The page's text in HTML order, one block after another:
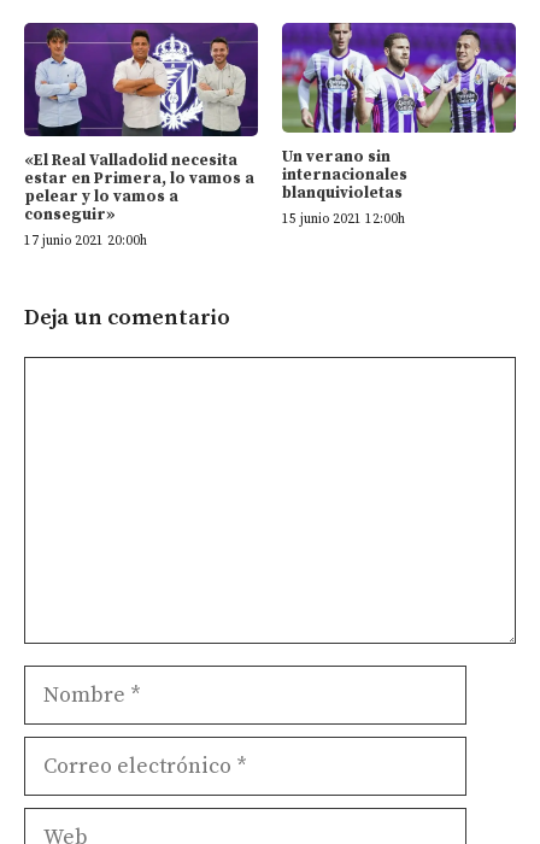
«El Real Valladolid necesita
estar en Primera, lo vamos a
pelear y lo vamos a
conseguir»
17 junio 2021 20:00h
Un verano sin
internacionales
blanquivioletas
15 junio 2021 12:00h
Deja un comentario
Nombre
Correo
Web